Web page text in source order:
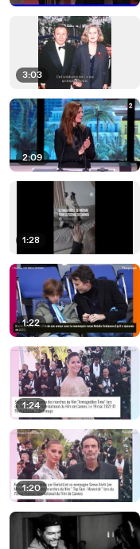
3:03
2:09
1:28
1:22
1:24
1:20